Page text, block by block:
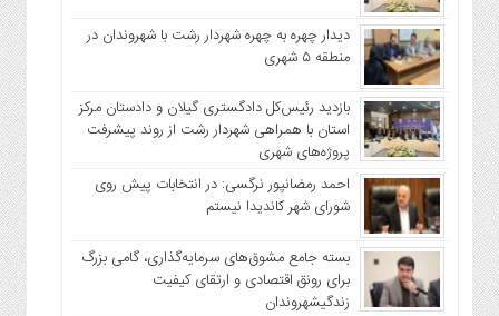
دیدار چهره به چهره شهردار رشت با شهروندان در
منطقه ۵ شهری
بازدید رئیس‌کل دادگستری گیلان و دادستان مرکز
استان با همراهی شهردار رشت از روند پیشرفت
پروژه‌های شهری
احمد رمضانپور نرگسی: در انتخابات پیش روی
شورای شهر کاندیدا نیستم
بسته جامع مشوق‌های سرمایه‌گذاری، گامی بزرگ
برای رونق اقتصادی و ارتقای کیفیت
زندگیشهروندان